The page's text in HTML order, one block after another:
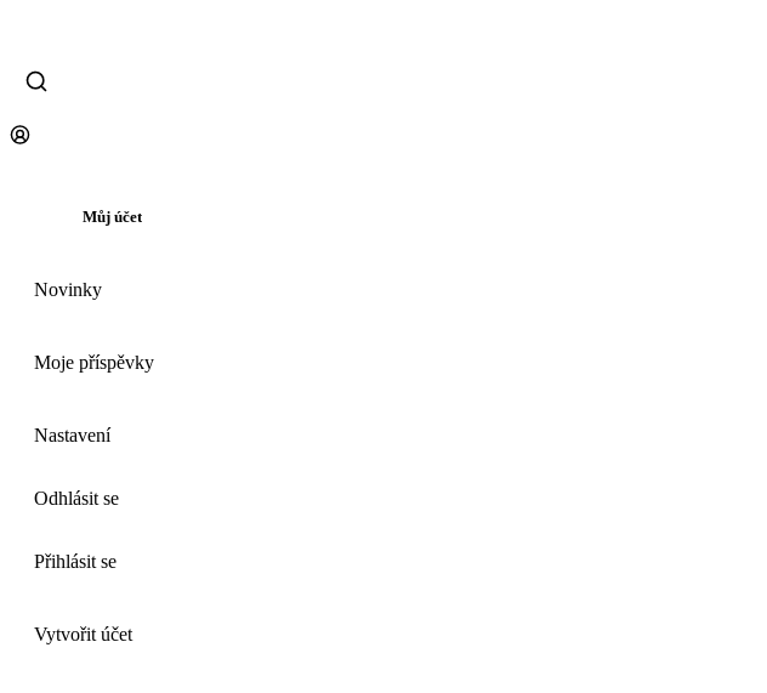
Můj účet
Novinky
Moje příspěvky
Nastavení
Odhlásit se
Přihlásit se
Vytvořit účet